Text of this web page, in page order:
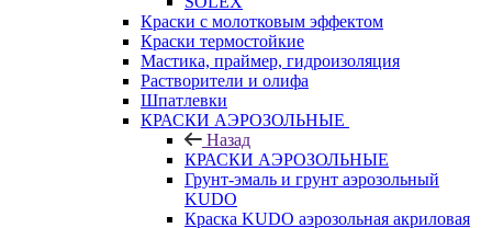
Краски с молотковым эффектом
Краски термостойкие
Мастика, праймер, гидроизоляция
Растворители и олифа
Шпатлевки
КРАСКИ АЭРОЗОЛЬНЫЕ
Назад
КРАСКИ АЭРОЗОЛЬНЫЕ
Грунт-эмаль и грунт аэрозольный
KUDO
Краска KUDO аэрозольная акриловая